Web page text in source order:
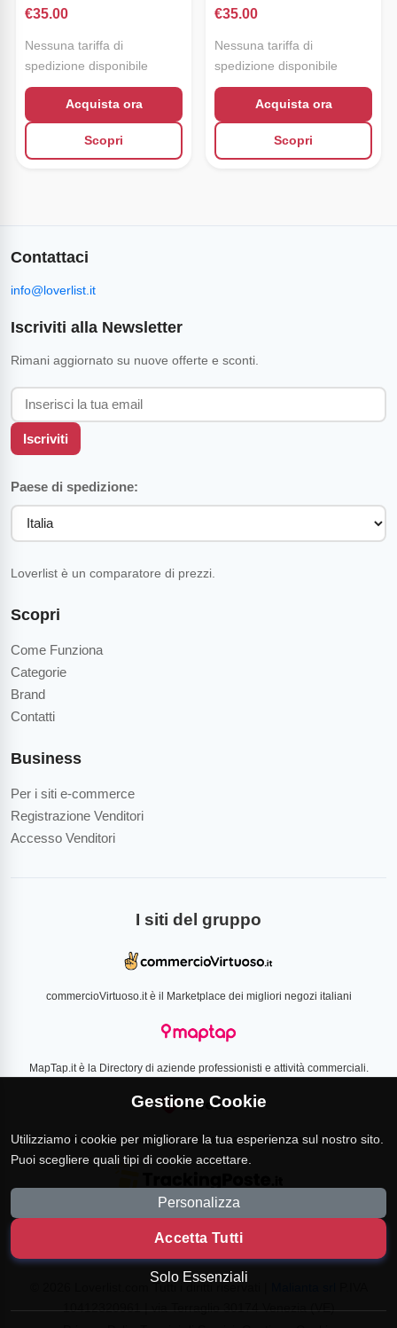
€35.00
Nessuna tariffa di
spedizione disponibile
Acquista ora
Scopri
€35.00
Nessuna tariffa di
spedizione disponibile
Acquista ora
Scopri
Scopri
Come Funziona
Categorie
Brand
Contatti
Business
Per i siti e-commerce
Registrazione Venditori
Accesso Venditori
Contattaci
info@loverlist.it
Iscriviti alla Newsletter
Rimani aggiornato su nuove offerte e sconti.
Iscriviti
Paese di spedizione:
Loverlist è un comparatore di prezzi.
I siti del gruppo
commercioVirtuoso.it è il Marketplace dei migliori negozi italiani
MapTap.it è la Directory di aziende professionisti e attività commerciali.
Loverlist.com è il comparatore di prezzo CSS certificato Google
TrackingPoste.it è il sito per tracciare qualsiasi spedizione
10412320961 | via Terraglio 30174 Venezia (VE)
Gestione Cookie
Utilizziamo i cookie per migliorare la tua esperienza sul nostro sito.
Puoi scegliere quali tipi di cookie accettare.
Personalizza
Accetta Tutti
Solo Essenziali